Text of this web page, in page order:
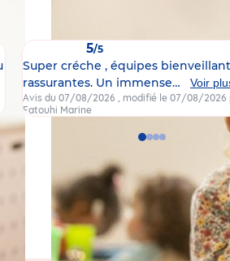
5/5
Super créche , équipes
rassurantes. Un immense…
Voir
Avis du 07/08/2026 , modifié le 07/08/2026
Fatouhi Marine
Go
1
Go
2
Go
3
Go
4